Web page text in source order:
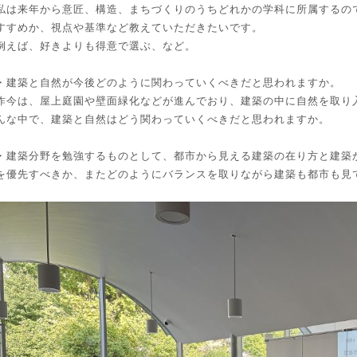
は来年から意匠、構造、まちづくりのうちどれかの学科に所属する
すめか、視点や基準など教えていただきたいです。
えば、好きよりも得意で選ぶ、など。
建築と自然が今後どのように関わっていくべきだと思われますか。
今は、屋上庭園や壁面緑化などが進んでおり、建築の中に自然を取
な中で、建築と自然はどう関わっていくべきだと思われますか。
建築分野を勉強するものとして、都市から見える建築の在り方と建
優先すべきか、またどのようにバランスを取りながら建築も都市も